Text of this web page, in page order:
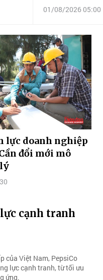
01/08/2026 05:00
lực doanh nghiệp
đổi mới mô
cạnh tranh
của Việt Nam, PepsiCo
lực cạnh tranh, từ tối ưu
ứng.